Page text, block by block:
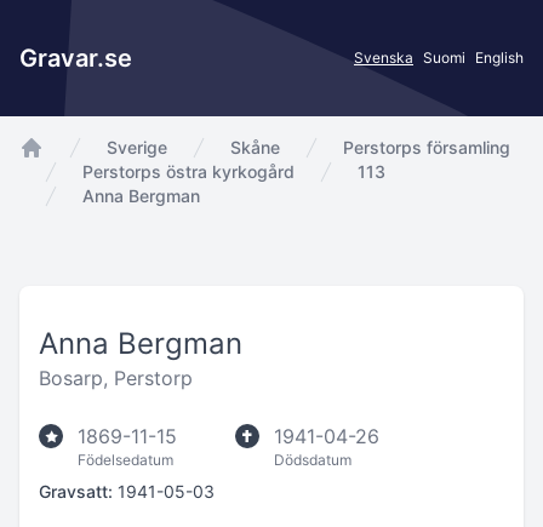
Gravar.se Svenska Suomi English
app.Start
Sverige Skåne
Perstorps församling
Perstorps östra kyrkogård
113
Anna Bergman
Anna Bergman
Bosarp, Perstorp
1869-11-15
Födelsedatum
1941-04-26
Dödsdatum
Gravsatt: 1941-05-03